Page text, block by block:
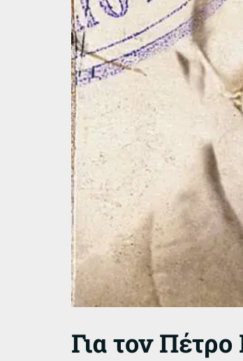
Για τον Πέτρο